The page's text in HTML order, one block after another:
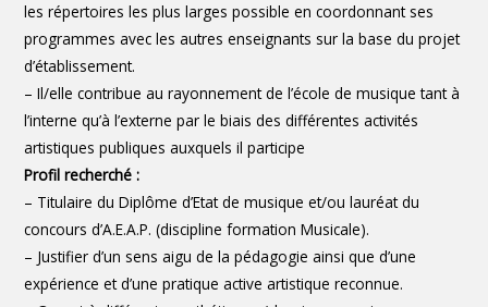
les répertoires les plus larges possible en coordonnant ses
programmes avec les autres enseignants sur la base du projet
d’établissement.
– Il/elle contribue au rayonnement de l’école de musique tant à
l’interne qu’à l’externe par le biais des différentes activités
artistiques publiques auxquels il participe
Profil recherché :
– Titulaire du Diplôme d’Etat de musique et/ou lauréat du
concours d’A.E.A.P. (discipline formation Musicale).
– Justifier d’un sens aigu de la pédagogie ainsi que d’une
expérience et d’une pratique active artistique reconnue.